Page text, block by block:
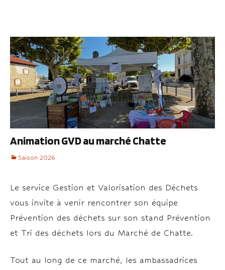
Animation GVD au marché Chatte
Saison 2026
Le service Gestion et Valorisation des Déchets
vous invite à venir rencontrer son équipe
Prévention des déchets sur son stand Prévention
et Tri des déchets lors du Marché de Chatte.
Tout au long de ce marché, les ambassadrices